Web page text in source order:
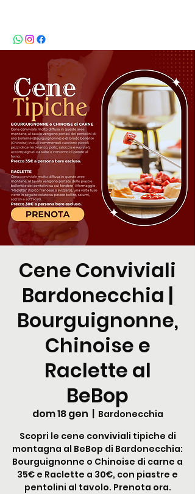
Cene Conviviali
Bardonecchia |
Bourguignonne,
Chinoise e
Raclette al
BeBop
dom 18 gen
  |
Bardonecchia
Scopri le cene conviviali tipiche di
montagna al BeBop di Bardonecchia:
Bourguignonne o Chinoise di carne a
35€ e Raclette a 30€, con piastre e
pentolini al tavolo. Prenota ora.